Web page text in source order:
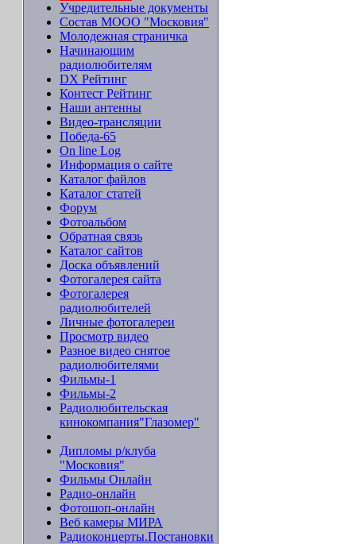
Учредительные документы
Состав МООО "Московия"
Молодежная страничка
Начинающим
радиолюбителям
DX Рейтинг
Контест Рейтинг
Наши антенны
Видео-трансляции
Победа-65
On line Log
Информация о сайте
Каталог файлов
Каталог статей
Форум
Фотоальбом
Обратная связь
Каталог сайтов
Доска объявлений
Фотогалерея сайта
Фотогалерея
радиолюбителей
Личные фотогалереи
Просмотр видео
Разное видео снятое
радиолюбителями
Фильмы-1
Фильмы-2
Радиолюбительская
кинокомпания"Глазомер"
Дипломы р/клуба
"Московия"
Фильмы Онлайн
Радио-онлайн
Фотошоп-онлайн
Веб камеры МИРА
Радиоконцерты.Постановки